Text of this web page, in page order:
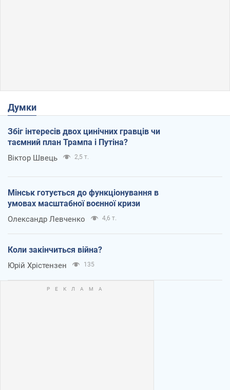
Думки
Збіг інтересів двох цинічних гравців чи
таємний план Трампа і Путіна?
Віктор Швець 2,5 т.
Мінськ готується до функціонування в
умовах масштабної воєнної кризи
Олександр Левченко 4,6 т.
Коли закінчиться війна?
Юрій Хрістензен 135